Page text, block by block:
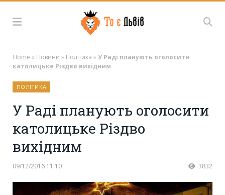
Home » Новини » Політика » У Раді планують оголосити
католицьке Різдво вихідним
ПОЛІТИКА
У Раді планують оголосити
католицьке Різдво
вихідним
09/12/2016 11:10 3832